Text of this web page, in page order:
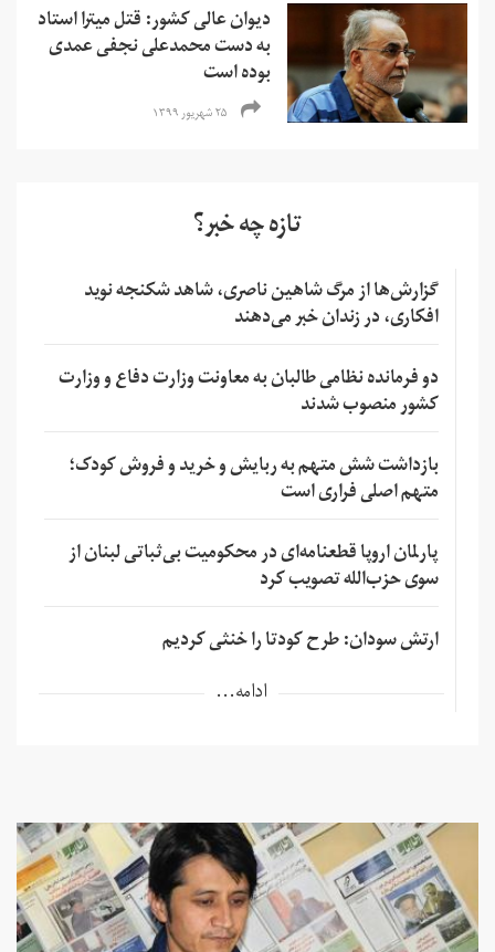
دیوان عالی کشور: قتل میترا استاد
به دست محمدعلی نجفی عمدی
بوده است
۲۵ شهریور ۱۳۹۹
تازه چه خبر؟
گزارش‌ها از مرگ شاهین ناصری، شاهد شکنجه نوید
افکاری، در زندان خبر می‌دهند
دو فرمانده نظامی طالبان به معاونت وزارت دفاع و وزارت
کشور منصوب شدند
بازداشت شش متهم به ربایش و خرید و فروش کودک؛
متهم اصلی فراری است
پارلمان اروپا قطعنامه‌ای در محکومیت بی‌ثباتی لبنان از
سوی حزب‌الله تصویب کرد
ارتش سودان: طرح کودتا را خنثی کردیم
ادامه...